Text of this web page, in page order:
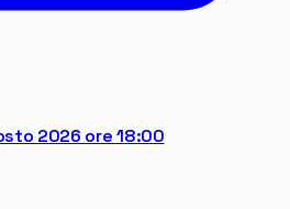
2026 ore 18:00